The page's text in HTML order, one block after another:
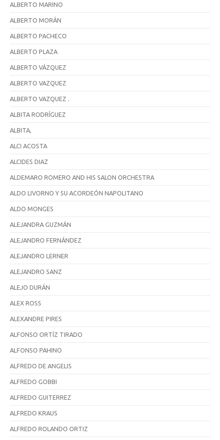
ALBERTO MARINO
ALBERTO MORÁN
ALBERTO PACHECO
ALBERTO PLAZA
ALBERTO VÁZQUEZ
ALBERTO VAZQUEZ
ALBERTO VAZQUEZ .
ALBITA RODRÍGUEZ
ALBITA,
ALCI ACOSTA
ALCIDES DIAZ
ALDEMARO ROMERO AND HIS SALON ORCHESTRA
ALDO LIVORNO Y SU ACORDEÓN NAPOLITANO
ALDO MONGES
ALEJANDRA GUZMÁN
ALEJANDRO FERNÁNDEZ
ALEJANDRO LERNER
ALEJANDRO SANZ
ALEJO DURÁN
ALEX ROSS
ALEXANDRE PIRES
ALFONSO ORTÍZ TIRADO
ALFONSO PAHINO
ALFREDO DE ANGELIS
ALFREDO GOBBI
ALFREDO GUITERREZ
ALFREDO KRAUS
ALFREDO ROLANDO ORTIZ